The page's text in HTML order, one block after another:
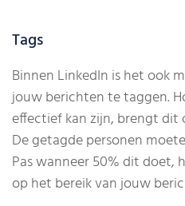
Tags
Binnen LinkedIn is het ook
jouw berichten te taggen.
effectief kan zijn, brengt dit
De getagde personen
Pas wanneer 50% dit
op het bereik van jouw